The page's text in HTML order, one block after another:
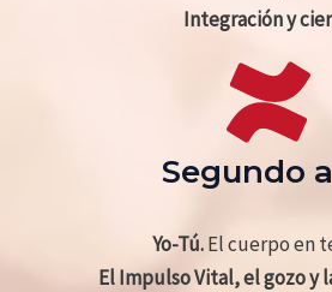
Integración y
Segundo
Yo-Tú.El cuerpo en
El Impulso Vital, el gozo y